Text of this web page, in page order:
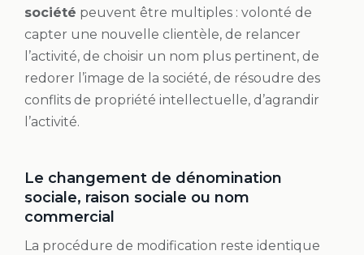
société peuvent être multiples : volonté de
capter une nouvelle clientèle, de relancer
l’activité, de choisir un nom plus pertinent, de
redorer l’image de la société, de résoudre des
conflits de propriété intellectuelle, d’agrandir
l’activité.
Le changement de dénomination
sociale, raison sociale ou nom
commercial
La procédure de modification reste identique